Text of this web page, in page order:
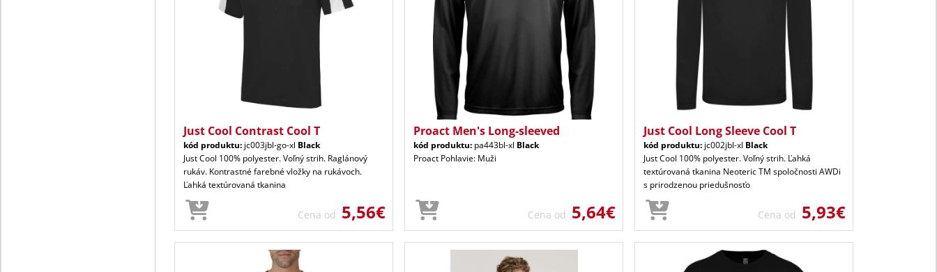
Just Cool Contrast Cool T
kód produktu: jc003jbl-go-xl Black
Just Cool 100% polyester. Voľný strih. Raglánový
rukáv. Kontrastné farebné vložky na rukávoch.
Ľahká textúrovaná tkanina
Cena od 5,56€
Proact Men's Long-sleeved
kód produktu: pa443bl-xl Black
Proact Pohlavie: Muži
Cena od 5,64€
Just Cool Long Sleeve Cool T
kód produktu: jc002jbl-xl Black
Just Cool 100% polyester. Voľný strih. Ľahká
textúrovaná tkanina Neoteric TM spoločnosti AWDi
s prirodzenou priedušnosťo
Cena od 5,93€